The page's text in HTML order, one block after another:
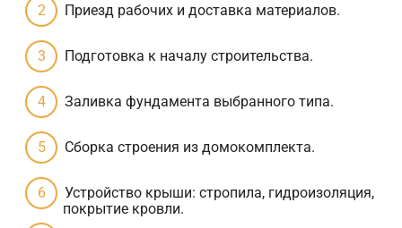
Приезд рабочих и доставка материалов.
Подготовка к началу строительства.
Заливка фундамента выбранного типа.
Сборка строения из домокомплекта.
Устройство крыши: стропила, гидроизоляция,
покрытие кровли.